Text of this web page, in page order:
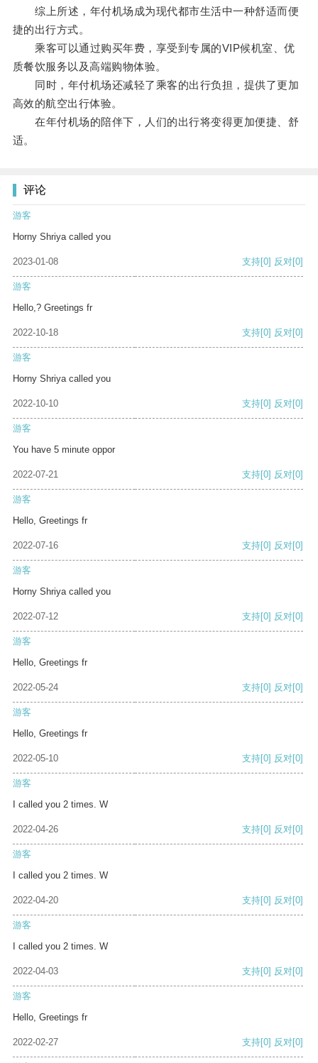
综上所述，年付机场成为现代都市生活中一种舒适而便
捷的出行方式。
乘客可以通过购买年费，享受到专属的VIP候机室、优
质餐饮服务以及高端购物体验。
同时，年付机场还减轻了乘客的出行负担，提供了更加
高效的航空出行体验。
在年付机场的陪伴下，人们的出行将变得更加便捷、舒
适。
评论
游客
Horny Shriya called you
2023-01-08 支持[0] 反对[0]
游客
Hello,? Greetings fr
2022-10-18 支持[0] 反对[0]
游客
Horny Shriya called you
2022-10-10 支持[0] 反对[0]
游客
You have 5 minute oppor
2022-07-21 支持[0] 反对[0]
游客
Hello, Greetings fr
2022-07-16 支持[0] 反对[0]
游客
Horny Shriya called you
2022-07-12 支持[0] 反对[0]
游客
Hello, Greetings fr
2022-05-24 支持[0] 反对[0]
游客
Hello, Greetings fr
2022-05-10 支持[0] 反对[0]
游客
I called you 2 times. W
2022-04-26 支持[0] 反对[0]
游客
I called you 2 times. W
2022-04-20 支持[0] 反对[0]
游客
I called you 2 times. W
2022-04-03 支持[0] 反对[0]
游客
Hello, Greetings fr
2022-02-27 支持[0] 反对[0]